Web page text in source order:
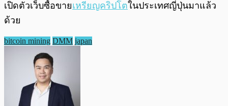
เปิดตัวเว็บซื้อขายเหรียญคริปโตในประเทศญี่ปุ่นมาแล้ว
ด้วย
bitcoin mining DMM japan